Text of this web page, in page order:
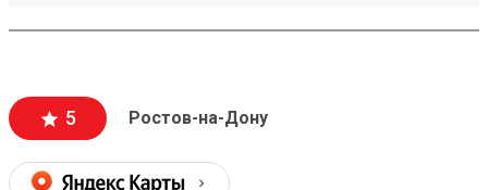
отправления считаются хрупкими, повреждения
5 Ростов-на-Дону